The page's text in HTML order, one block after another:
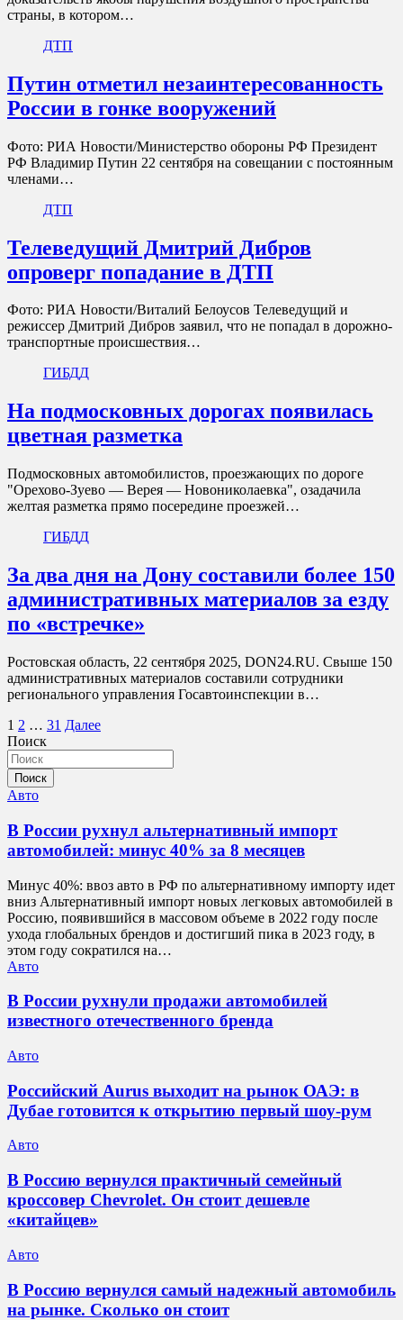
страны, в котором…
ДТП
Путин отметил незаинтересованность
России в гонке вооружений
Фото: РИА Новости/Министерство обороны РФ Президент
РФ Владимир Путин 22 сентября на совещании с постоянным
членами…
ДТП
Телеведущий Дмитрий Дибров
опроверг попадание в ДТП
Фото: РИА Новости/Виталий Белоусов Телеведущий и
режиссер Дмитрий Дибров заявил, что не попадал в дорожно-
транспортные происшествия…
ГИБДД
На подмосковных дорогах появилась
цветная разметка
Подмосковных автомобилистов, проезжающих по дороге
"Орехово-Зуево — Верея — Новониколаевка", озадачила
желтая разметка прямо посередине проезжей…
ГИБДД
За два дня на Дону составили более 150
административных материалов за езду
по «встречке»
Ростовская область, 22 сентября 2025, DON24.RU. Свыше 150
административных материалов составили сотрудники
регионального управления Госавтоинспекции в…
Пагинация
записей
1 2 … 31 Далее
Поиск
Поиск
Авто
В России рухнул альтернативный импорт
автомобилей: минус 40% за 8 месяцев
Минус 40%: ввоз авто в РФ по альтернативному импорту идет
вниз Альтернативный импорт новых легковых автомобилей в
Россию, появившийся в массовом объеме в 2022 году после
ухода глобальных брендов и достигший пика в 2023 году, в
этом году сократился на…
Авто
В России рухнули продажи автомобилей
известного отечественного бренда
Авто
Российский Aurus выходит на рынок ОАЭ: в
Дубае готовится к открытию первый шоу-рум
Авто
В Россию вернулся практичный семейный
кроссовер Chevrolet. Он стоит дешевле
«китайцев»
Авто
В Россию вернулся самый надежный автомобиль
на рынке. Сколько он стоит